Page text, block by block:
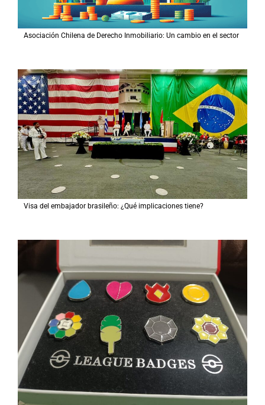
Asociación Chilena de Derecho Inmobiliario: Un cambio en el sector
Visa del embajador brasileño: ¿Qué implicaciones tiene?